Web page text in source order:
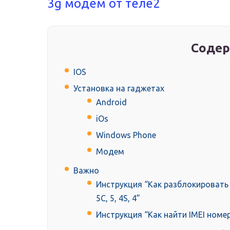
3g модем от теле2
IOS
Установка на гаджетах
Android
iOs
Windows Phone
Модем
Важно
Инструкция “Как
5C, 5, 4S, 4”
Инструкция “Как найти IMEI